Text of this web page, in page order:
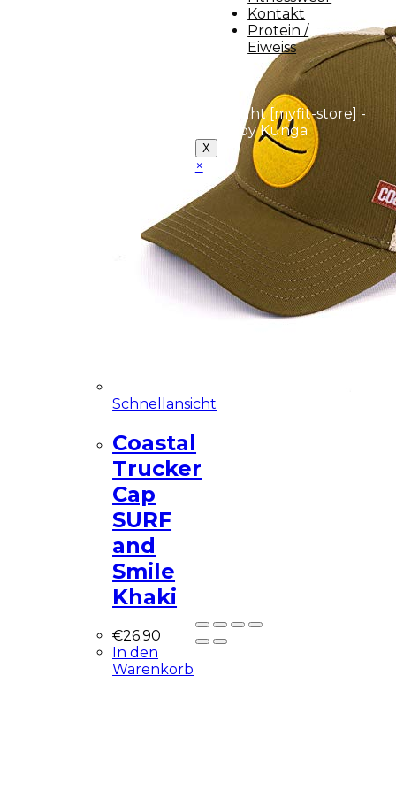
Schnellansicht
Coastal
Trucker
Cap
SURF
and
Smile
Khaki
€26.90
In den
Warenkorb
Kontakt
Protein /
Eiweiss
Copyright [myfit-store] -
Made by Kunga
X
×
Close
this
module